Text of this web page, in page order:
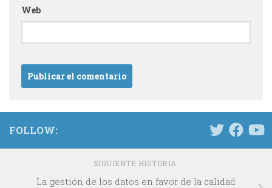
Web
FOLLOW:
SIGUIENTE HISTORIA
La gestión de los datos en favor de la calidad